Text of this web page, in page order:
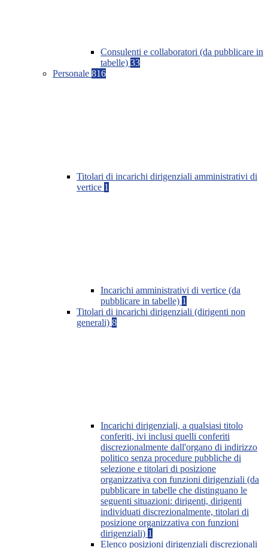
Consulenti e collaboratori (da pubblicare in
tabelle) 33
Personale 816
Titolari di incarichi dirigenziali amministrativi di
vertice 1
Incarichi amministrativi di vertice (da
pubblicare in tabelle) 1
Titolari di incarichi dirigenziali (dirigenti non
generali) 8
Incarichi dirigenziali, a qualsiasi titolo
conferiti, ivi inclusi quelli conferiti
discrezionalmente dall'organo di indirizzo
politico senza procedure pubbliche di
selezione e titolari di posizione
organizzativa con funzioni dirigenziali (da
pubblicare in tabelle che distinguano le
seguenti situazioni: dirigenti, dirigenti
individuati discrezionalmente, titolari di
posizione organizzativa con funzioni
dirigenziali) 1
Elenco posizioni dirigenziali discrezionali